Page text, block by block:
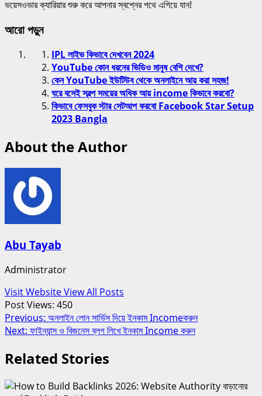
ভয়েসওভার ক্যারিয়ার শুরু করে আপনার স্বপ্নের পথে এগিয়ে যান!
আরো পড়ুন
IPL লাইভ কিভাবে দেখবেন 2024
YouTube কোন ধরনের ভিডিও মানুষ বেশি দেখে?
কেন YouTube ইউটিউব থেকে অনলাইনে আয় করা সহজ!
ঘরে বসেই স্বল্প সময়ের অধিক আয় income কিভাবে করবো?
কিভাবে ফেসবুক স্টার সেটআপ করবো Facebook Star Setup
2023 Bangla
About the Author
Abu Tayab
Administrator
Visit WebsiteView All Posts
Post Views: 450
Post
navigation
Previous: অনলাইন লোন সার্ভিস দিয়ে ইনকাম Incomeকরুন
Next: ফাইন্যান্স ও বিজনেস ব্লগ লিখে ইনকাম Income করুন
Related Stories